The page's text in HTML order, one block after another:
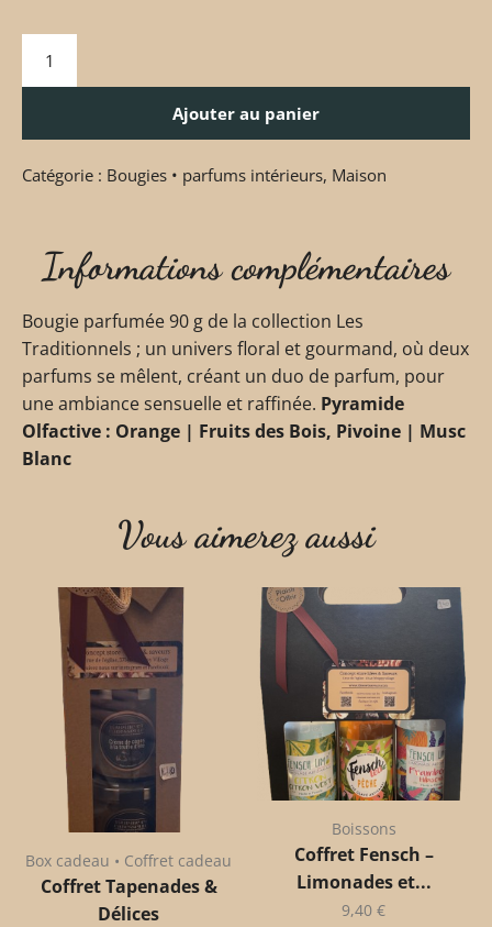
Ajouter au panier
Catégorie : Bougies • parfums intérieurs, Maison
Informations complémentaires
Bougie parfumée 90 g de la collection Les
Traditionnels ; un univers floral et gourmand, où deux
parfums se mêlent, créant un duo de parfum, pour
une ambiance sensuelle et raffinée. Pyramide
Olfactive : Orange | Fruits des Bois, Pivoine | Musc
Blanc
Vous aimerez aussi
Box cadeau • Coffret cadeau
Coffret Tapenades &
Délices
Boissons
Coffret Fensch –
Limonades et...
9,40 €